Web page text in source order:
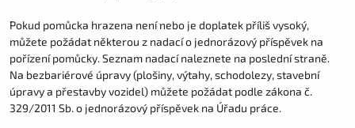
Pokud pomůcka hrazena není nebo je doplatek příliš vysoký,
můžete požádat některou z nadací o jednorázový příspěvek na
pořízení pomůcky. Seznam nadací naleznete na poslední straně.
Na bezbariérové úpravy (plošiny, výtahy, schodolezy, stavební
úpravy a přestavby vozidel) můžete požádat podle zákona č.
329/2011 Sb. o jednorázový příspěvek na Úřadu práce.